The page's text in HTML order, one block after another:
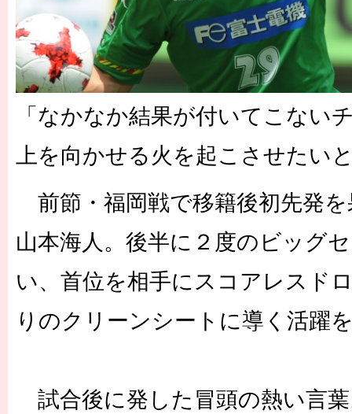
「なかなか結果が付いてこない
上を向かせる火を起こさせたい
前節・福岡戦で移籍後初先発
山本海人。後半に２度のビッグ
い、首位を相手にスコアレスド
りのクリーンシートに導く活躍
試合後に発した冒頭の熱い言